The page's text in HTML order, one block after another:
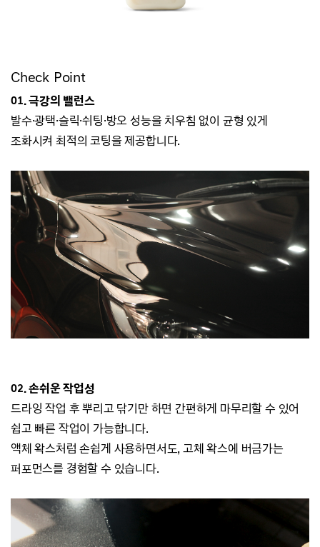
Check Point
01. 극강의 밸런스
발수·광택·슬릭·쉬팅·방오 성능을 치우침 없이 균형 있게
조화시켜 최적의 코팅을 제공합니다.
02. 손쉬운 작업성
드라잉 작업 후 뿌리고 닦기만 하면 간편하게 마무리할 수 있어
쉽고 빠른 작업이 가능합니다.
액체 왁스처럼 손쉽게 사용하면서도, 고체 왁스에 버금가는
퍼포먼스를 경험할 수 있습니다.